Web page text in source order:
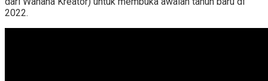
2022.